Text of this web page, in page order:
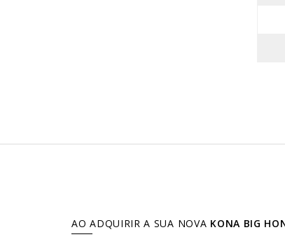
AO ADQUIRIR A SUA NOVA KONA BIG